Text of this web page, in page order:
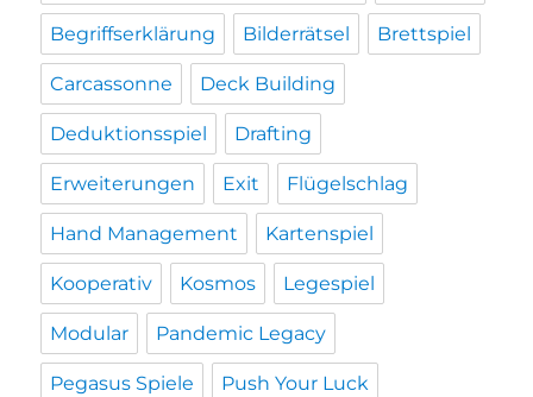
Begriffserklärung Bilderrätsel Brettspiel
Carcassonne Deck Building
Deduktionsspiel Drafting
Erweiterungen Exit Flügelschlag
Hand Management Kartenspiel
Kooperativ Kosmos Legespiel
Modular Pandemic Legacy
Pegasus Spiele Push Your Luck